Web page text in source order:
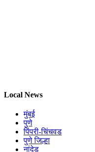
Local News
मुंबई
पुणे
पिंपरी-चिंचवड
पुणे जिल्हा
नांदेड